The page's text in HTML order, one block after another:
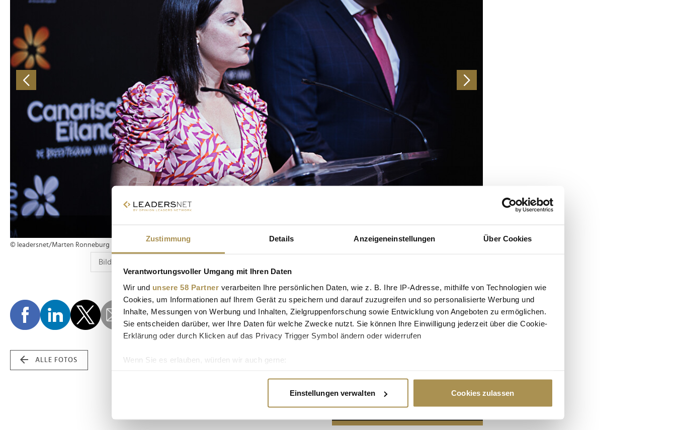
Zustimmung Details Anzeigeneinstellungen Über Cookies
Verantwortungsvoller Umgang mit Ihren Daten
Wir und unsere 58 Partner verarbeiten Ihre persönlichen Daten, wie z. B. Ihre IP-Adresse, mithilfe von Technologien wie
Cookies, um Informationen auf Ihrem Gerät zu speichern und darauf zuzugreifen und so personalisierte Werbung und
Inhalte, Messungen von Werbung und Inhalten, Zielgruppenforschung sowie Entwicklung von Angeboten zu ermöglichen.
Sie entscheiden darüber, wer Ihre Daten für welche Zwecke nutzt. Sie können Ihre Einwilligung jederzeit über die Cookie-
Erklärung oder durch Klicken auf das Privacy Trigger Symbol ändern oder widerrufen
Wenn Sie es erlauben, würden wir auch gerne:
Erfahren Sie mehr darüber, wie Ihre persönlichen Daten verarbeitet werden, und legen Sie Ihre Präferenzen im
Einstellungen verwalten Cookies zulassen
© leadersnet/Marten Ronneburg
ALLE FOTOS
Advertisement